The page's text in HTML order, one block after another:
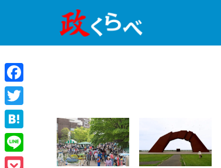
Facebook
Twitter
Hatena
Line